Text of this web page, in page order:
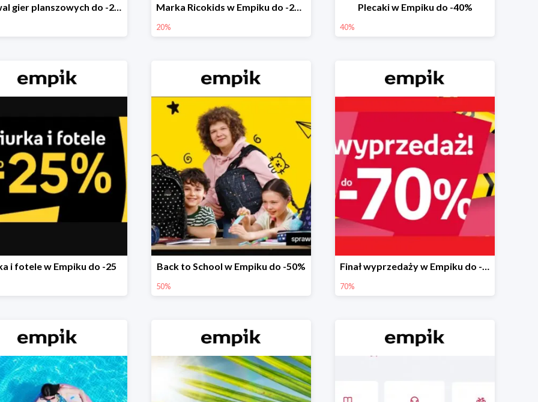
Festiwal gier planszowych do -20% Marka Ricokids w Empiku do -20%
20%
Plecaki w Empiku do -40%
40%
i fotele w Empiku do -25 Back to School w Empiku do -50%
50%
Finał wyprzedaży w Empiku do -70%
70%